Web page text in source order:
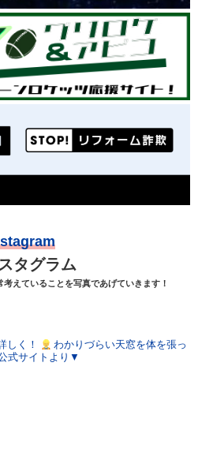
タグラム
えていることを写真であげていきます！
しく！
わかりづらい天窓を体を張っ
式サイトより▼